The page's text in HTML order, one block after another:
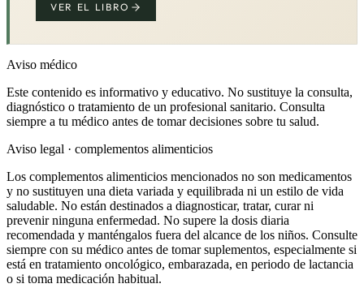
VER EL LIBRO
Aviso médico
Este contenido es informativo y educativo. No sustituye la consulta,
diagnóstico o tratamiento de un profesional sanitario. Consulta
siempre a tu médico antes de tomar decisiones sobre tu salud.
Aviso legal · complementos alimenticios
Los complementos alimenticios mencionados no son medicamentos
y no sustituyen una dieta variada y equilibrada ni un estilo de vida
saludable. No están destinados a diagnosticar, tratar, curar ni
prevenir ninguna enfermedad. No supere la dosis diaria
recomendada y manténgalos fuera del alcance de los niños. Consulte
siempre con su médico antes de tomar suplementos, especialmente si
está en tratamiento oncológico, embarazada, en periodo de lactancia
o si toma medicación habitual.